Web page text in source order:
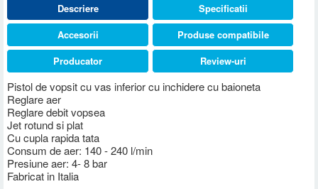
Descriere
Pistol de vopsit cu vas inferior cu inchidere cu baioneta
Reglare aer
Reglare debit vopsea
Jet rotund si plat
Cu cupla rapida tata
Consum de aer: 140 - 240 l/min
Presiune aer: 4- 8 bar
Fabricat in Italia
Specificatii
Accesorii
Produse compatibile
Producator
Review-uri